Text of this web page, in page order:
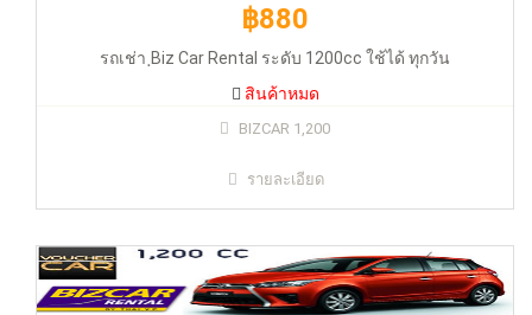
฿880
รถเช่า ฺBiz Car Rental ระดับ 1200cc ใช้ได้ ทุกวัน
สินค้าหมด
BIZCAR 1,200
รายละเอียด